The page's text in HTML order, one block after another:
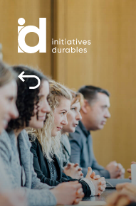
INITIATIVES
TOUS UNE BONNE
ACTUALITÉS
AGENDA